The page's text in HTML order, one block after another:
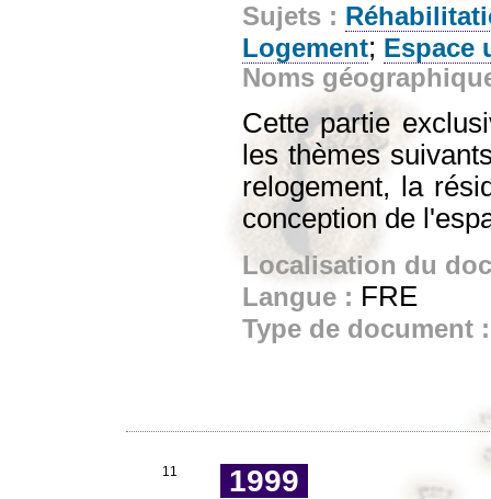
Sujets :
Logement; Espace
Noms
Cette partie
les thèmes
relogement, la
conception de
Localisation du
Langue : FRE
Type de document
11 1999